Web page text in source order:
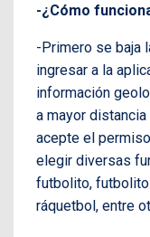
-¿Cómo
-Primero se baja
ingresar a la
información
a mayor
acepte el
elegir diversas
futbolito,
ráquetbol, entre